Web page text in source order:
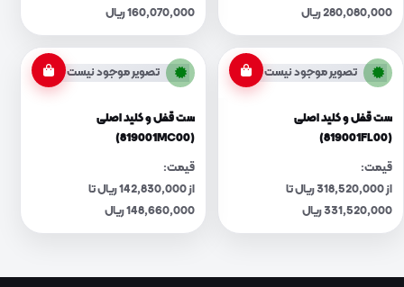
280,080,000 ریال
160,070,000 ریال
تصویر موجود نیست
ست قفل و کلید اصلی
(819001FL00)
قیمت:
از 318,520,000 ریال تا
331,520,000 ریال
تصویر موجود نیست
ست قفل و کلید اصلی
(819001MC00)
قیمت:
از 142,830,000 ریال تا
148,660,000 ریال